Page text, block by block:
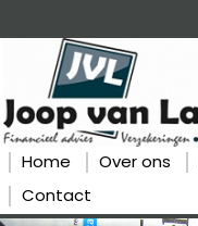
Home Over ons
Contact